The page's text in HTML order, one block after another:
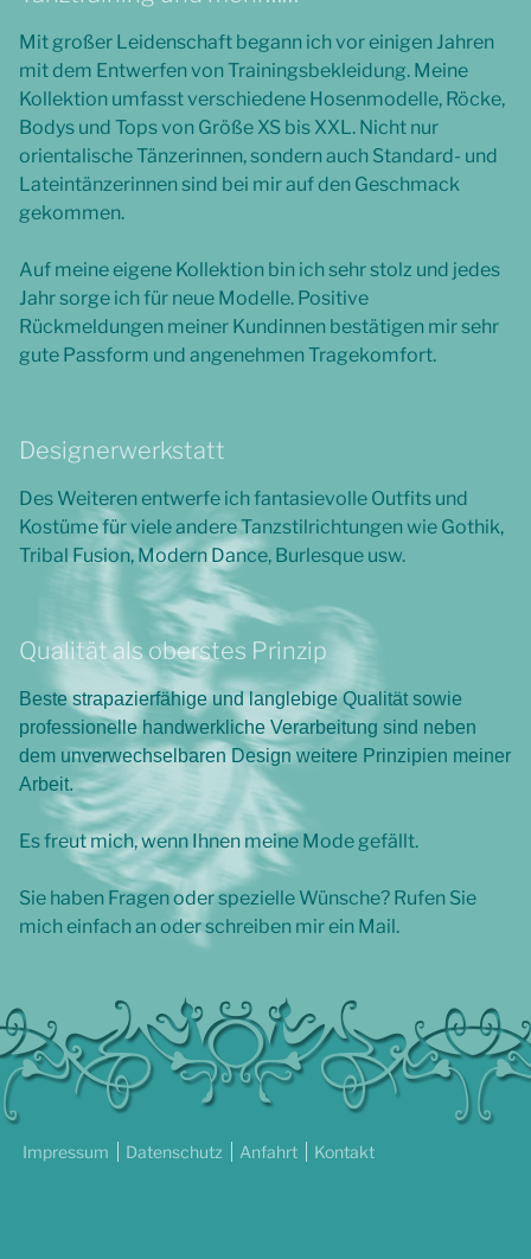
Mit großer Leidenschaft begann ich vor einigen Jahren
mit dem Entwerfen von Trainingsbekleidung. Meine
Kollektion umfasst verschiedene Hosenmodelle, Röcke,
Bodys und Tops von Größe XS bis XXL. Nicht nur
orientalische Tänzerinnen, sondern auch Standard- und
Lateintänzerinnen sind bei mir auf den Geschmack
gekommen.
Auf meine eigene Kollektion bin ich sehr stolz und jedes
Jahr sorge ich für neue Modelle. Positive
Rückmeldungen meiner Kundinnen bestätigen mir sehr
gute Passform und angenehmen Tragekomfort.
Designerwerkstatt
Des Weiteren entwerfe ich fantasievolle Outfits und
Kostüme für viele andere Tanzstilrichtungen wie Gothik,
Tribal Fusion, Modern Dance, Burlesque usw.
Qualität als oberstes Prinzip
Beste strapazierfähige und langlebige Qualität sowie
professionelle handwerkliche Verarbeitung sind neben
dem unverwechselbaren Design weitere Prinzipien meiner
Arbeit.
Es freut mich, wenn Ihnen meine Mode gefällt.
Sie haben Fragen oder spezielle Wünsche? Rufen Sie
mich einfach an oder schreiben mir ein Mail.
Impressum Datenschutz Anfahrt Kontakt